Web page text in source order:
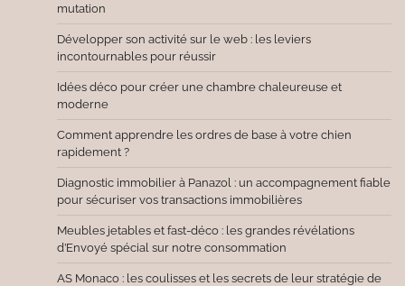
mutation
Développer son activité sur le web : les leviers
incontournables pour réussir
Idées déco pour créer une chambre chaleureuse et
moderne
Comment apprendre les ordres de base à votre chien
rapidement ?
Diagnostic immobilier à Panazol : un accompagnement fiable
pour sécuriser vos transactions immobilières
Meubles jetables et fast-déco : les grandes révélations
d’Envoyé spécial sur notre consommation
AS Monaco : les coulisses et les secrets de leur stratégie de